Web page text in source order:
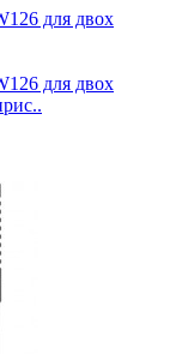
для двох
для двох